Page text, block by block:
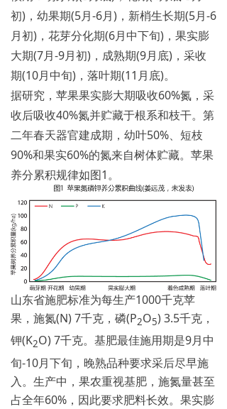
人才招聘
初)，幼果期(5月-6月)，新梢生长期(5月-6
月初)，花芽分化期(6月中下旬)，果实膨
大期(7月-9月初)，成熟期(9月底)，采收
期(10月中旬)，落叶期(11月底)。
据研究，苹果果实膨大期吸收60%氮，采
收后吸收40%氮并贮藏于根系和枝干。第
二年春天器官建成期，幼叶50%、短枝
90%和果实60%的氮来自树体贮藏。苹果
养分累积规律如图1。
山东省施肥标准为每生产1000千克苹
果，施氮(N) 7千克，磷(P2O5) 3.5千克，
钾(K2O) 7千克。基肥最佳施用期是9月中
旬-10月下旬，晚熟品种要求采后尽早施
入。生产中，果农重视基肥，施氮量甚至
占全年60%，因此要求肥料长效。果实膨